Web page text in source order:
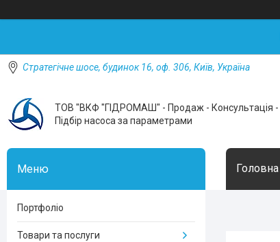
Стратегічне шосе, будинок 16, оф. 306, Київ, Україна
ТОВ "ВКФ "ГІДРОМАШ" - Продаж - Консультація -
Підбір насоса за параметрами
Головна
Портфоліо
Товари та послуги